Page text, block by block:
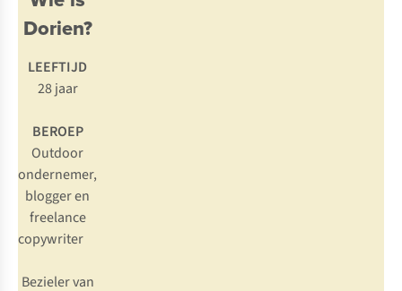
Dorien?
LEEFTIJD
28 jaar
BEROEP
Outdoor
ondernemer,
blogger en
freelance
copywriter
Bezieler van